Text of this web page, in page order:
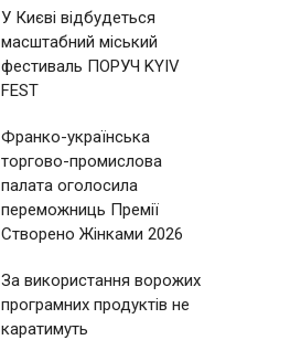
У Києві відбудеться
масштабний міський
фестиваль ПОРУЧ KYIV
FEST
Франко-українська
торгово-промислова
палата оголосила
переможниць Премії
Створено Жінками 2026
За використання ворожих
програмних продуктів не
каратимуть